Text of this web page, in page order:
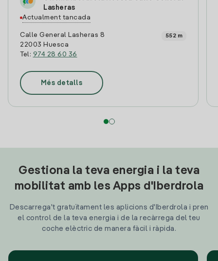
Lasheras
Actualment tancada
Calle General Lasheras 8
22003 Huesca
Tel: 974 28 60 36
552 m
Més detalls
Gestiona la teva energia i la teva
mobilitat amb les Apps d'Iberdrola
Descarrega't gratuïtament les aplicions d'Iberdrola i pren
el control de la teva energia i de la recàrrega del teu
coche elèctric de manera fàcil i ràpida.